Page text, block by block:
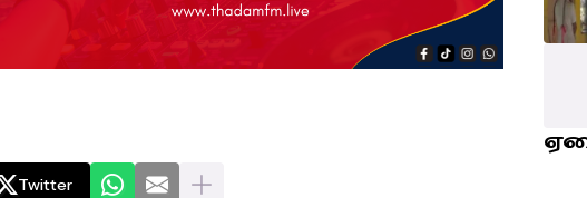
Twitter